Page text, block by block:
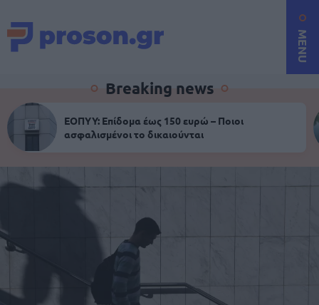
MENU
Breaking news
ΕΟΠΥΥ: Επίδομα έως 150 ευρώ – Ποιοι
ασφαλισμένοι το δικαιούνται